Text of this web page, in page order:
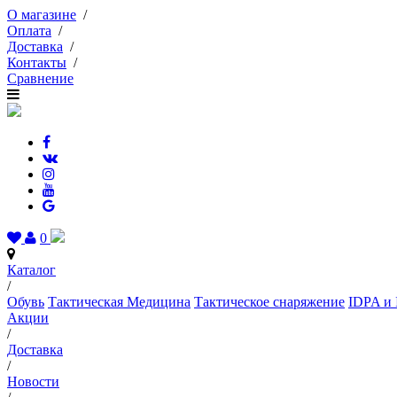
О магазине /
Оплата /
Доставка /
Контакты /
Сравнение
0
Каталог
/
Обувь Тактическая Медицина Тактическое снаряжение IDPA и
Акции
/
Доставка
/
Новости